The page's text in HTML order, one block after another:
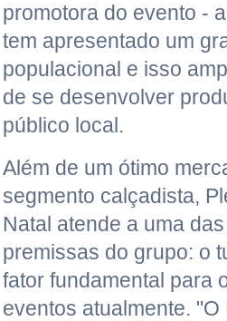
promotora do evento -
tem apresentado um
populacional e isso
de se desenvolver
público local.
Além de um ótimo
segmento calçadista,
Natal atende a uma
premissas do grupo: o
fator fundamental para
eventos atualmente.